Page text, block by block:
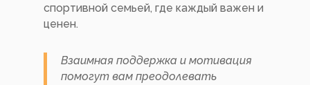
спортивной семьей, где каждый важен и
ценен.
Взаимная поддержка и мотивация
помогут вам преодолевать